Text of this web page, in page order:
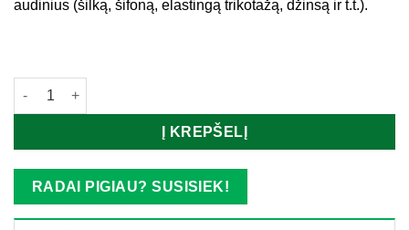
audinius (šilką, šifoną, elastingą trikotažą, džinsą ir t.t.).
produkto kiekis: Siuvimo mašina Janome 740DC
Į KREPŠELĮ
RADAI PIGIAU? SUSISIEK!